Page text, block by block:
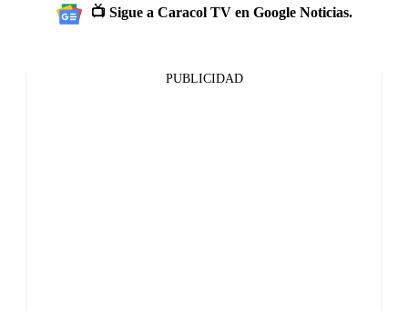
📺 Sigue a Caracol TV en Google Noticias.
PUBLICIDAD